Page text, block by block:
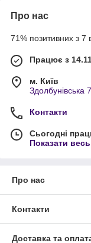
Про нас
71% позитивних з 7
Працює з
м. Київ
Здолбунівська
Контакти
Сьогодні
Показати
Про нас
Контакти
Доставка та